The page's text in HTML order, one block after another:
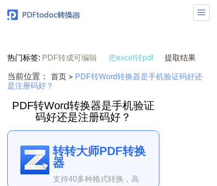

热门标签: PDF转成可编辑 把excel转pdf 提取结果
当前位置： 首页 > PDF转Word转换器是手机验证码好还
是注册码好？
PDF转Word转换器是手机验证
码好还是注册码好？
转转大师PDF转换
器
支持40多种格式转换，高